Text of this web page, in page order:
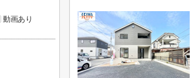
動画あり